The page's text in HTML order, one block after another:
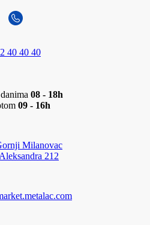
40 40 40
08 - 18h
09 - 16h
Milanovac
212